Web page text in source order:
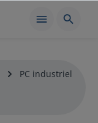
PC industriel